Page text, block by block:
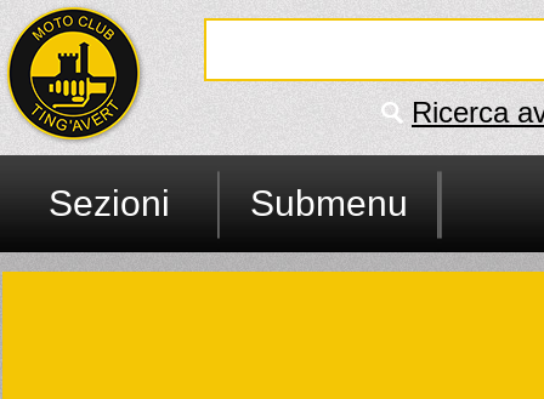
Ricerca
Sezioni Submenu